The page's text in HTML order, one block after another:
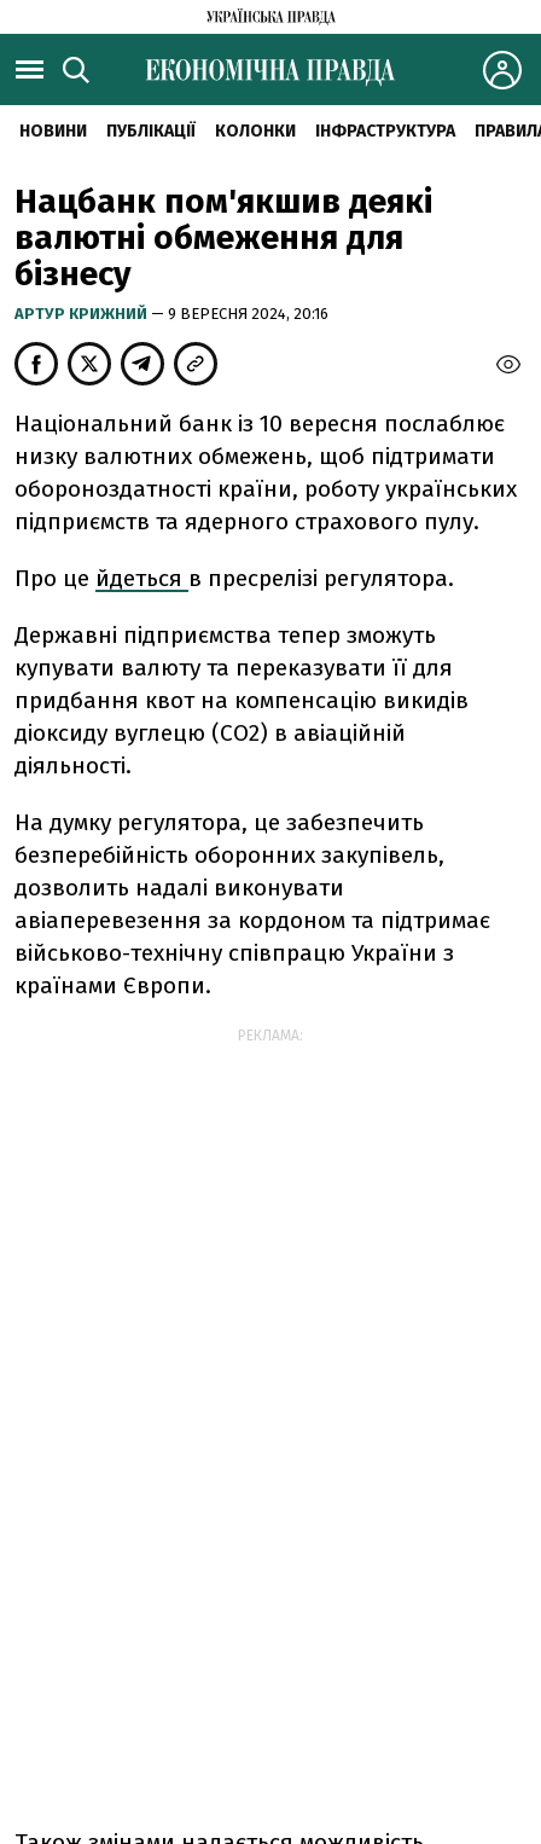
НОВИНИ ПУБЛІКАЦІЇ КОЛОНКИ ІНФРАСТРУКТУРА
Нацбанк пом'якшив деякі
валютні обмеження для
бізнесу
АРТУР КРИЖНИЙ — 9 ВЕРЕСНЯ 2024, 20:16
Національний банк із 10 вересня послаблює
низку валютних обмежень, щоб підтримати
обороноздатності країни, роботу українських
підприємств та ядерного страхового пулу.
Про це йдеться в пресрелізі регулятора.
Державні підприємства тепер зможуть
купувати валюту та переказувати її для
придбання квот на компенсацію викидів
діоксиду вуглецю (CO2) в авіаційній
діяльності.
На думку регулятора, це забезпечить
безперебійність оборонних закупівель,
дозволить надалі виконувати
авіаперевезення за кордоном та підтримає
військово-технічну співпрацю України з
країнами Європи.
РЕКЛАМА: